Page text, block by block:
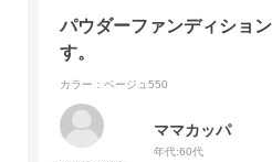
パウダーファンディショ
す。
カラー：ベージュ550
ママカッパ
年代:60代